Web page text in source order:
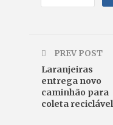
PREV POST
Laranjeiras
entrega novo
caminhão para
coleta reciclável